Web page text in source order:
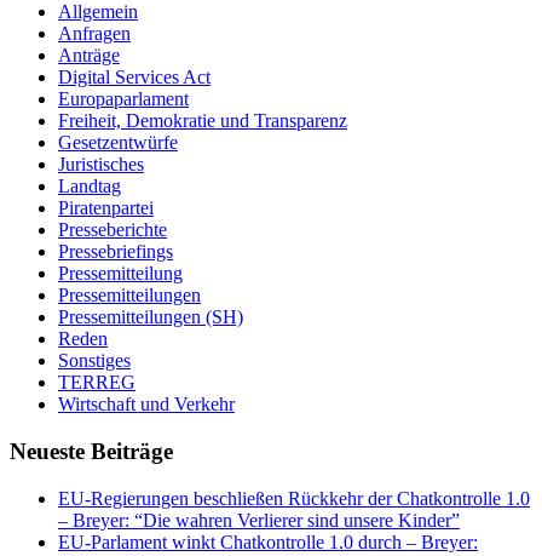
Allgemein
Anfragen
Anträge
Digital Services Act
Europaparlament
Freiheit, Demokratie und Transparenz
Gesetzentwürfe
Juristisches
Landtag
Piratenpartei
Presseberichte
Pressebriefings
Pressemitteilung
Pressemitteilungen
Pressemitteilungen (SH)
Reden
Sonstiges
TERREG
Wirtschaft und Verkehr
Neueste Beiträge
EU-Regierungen beschließen Rückkehr der Chatkontrolle 1.0
– Breyer: “Die wahren Verlierer sind unsere Kinder”
EU-Parlament winkt Chatkontrolle 1.0 durch – Breyer: